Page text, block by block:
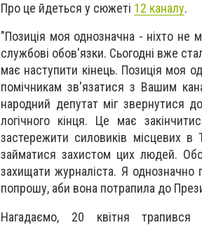
Про це йдеться у сюжеті 12 каналу.
"Позиція моя однозначна - ніхто не
службові обов'язки. Сьогодні вже
має наступити кінець. Позиція моя
помічникам зв'язатися з Вашим
народний депутат міг звернутися
логічного кінця. Це має
застережити силовиків місцевих в
займатися захистом цих людей.
захищати журналіста. Я однозначно
попрошу, аби вона потрапила до
Нагадаємо, 20 квітня